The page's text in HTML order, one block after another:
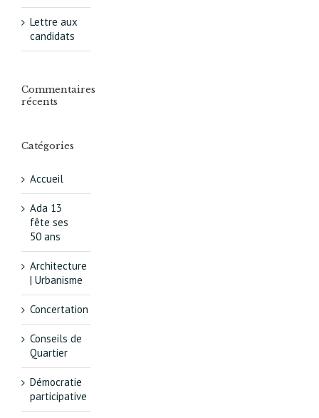
Lettre aux
candidats
Commentaires
récents
Catégories
Accueil
Ada 13
fête ses
50 ans
Architecture
| Urbanisme
Concertation
Conseils de
Quartier
Démocratie
participative